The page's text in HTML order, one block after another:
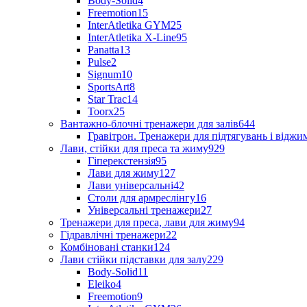
Freemotion15
InterAtletika GYM25
InterAtletika X-Line95
Panatta13
Pulse2
Signum10
SportsArt8
Star Trac14
Toorx25
Вантажно-блочні тренажери для залів644
Гравітрон. Тренажери для підтягувань і
Лави, стійки для преса та жиму929
Гіперекстензія95
Лави для жиму127
Лави універсальні42
Столи для армреслінгу16
Універсальні тренажери27
Тренажери для преса, лави для жиму94
Гідравлічні тренажери22
Комбіновані станки124
Лави стійки підставки для залу229
Body-Solid11
Eleiko4
Freemotion9